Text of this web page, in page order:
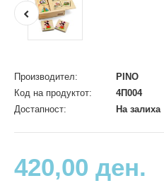
Производител:
PINO
Код на продуктот:
4П004
Достапност:
На залиха
420,00 ден.